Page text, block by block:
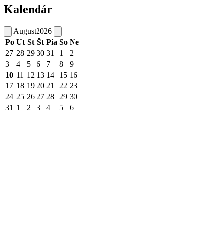
Kalendár
August2026
Po Ut St Št Pia So Ne
27 28 29 30 31 1
2
3
4 5 6 7 8
9
10 11 12 13 14 15 16
17 18 19 20 21 22 23
24 25 26 27 28 29 30
31 1 2 3 4 5 6